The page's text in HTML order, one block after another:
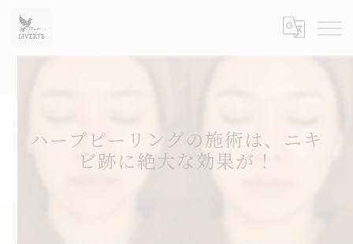
ハーブピーリングの施術は、ニキ
ビ跡に絶大な効果が！